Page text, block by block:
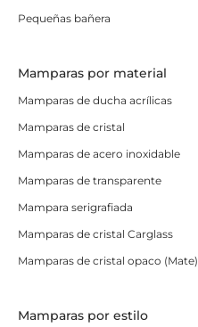
Pequeñas bañera
Mamparas por material
Mamparas de ducha acrílicas
Mamparas de cristal
Mamparas de acero inoxidable
Mamparas de transparente
Mampara serigrafiada
Mamparas de cristal Carglass
Mamparas de cristal opaco (Mate)
Mamparas por estilo